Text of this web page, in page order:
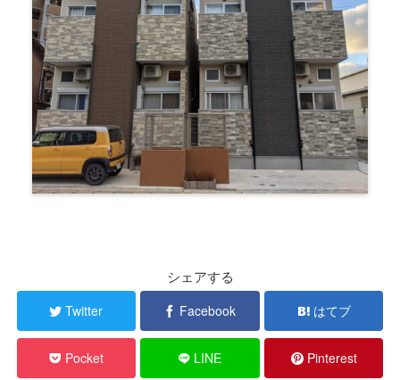
シェアする
Twitter Facebook はてブ
Pocket LINE Pinterest